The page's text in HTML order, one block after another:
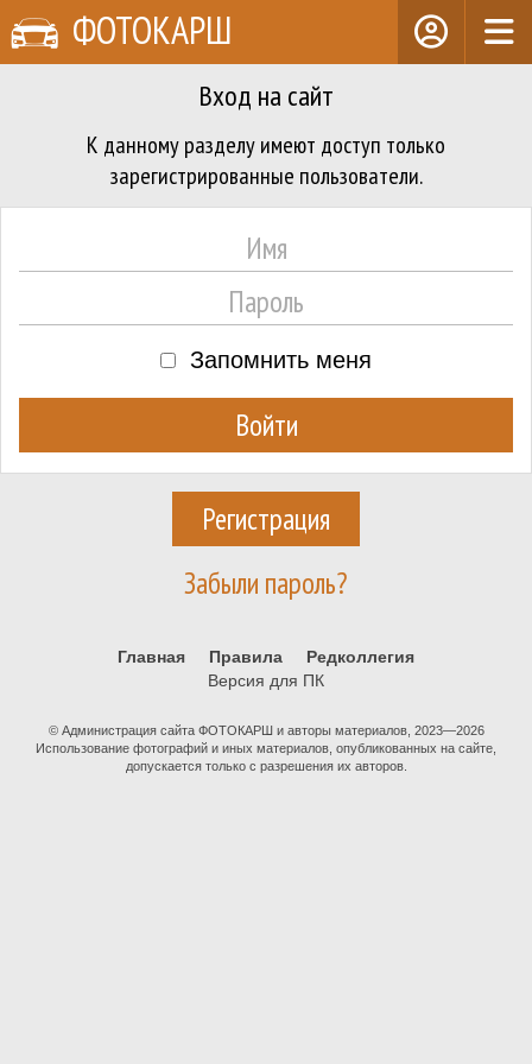
ФОТОКАРШ
Вход на сайт
К данному разделу имеют доступ только
зарегистрированные пользователи.
Запомнить меня
Регистрация
Забыли пароль?
Главная Правила
Редколлегия
Версия для ПК
© Администрация сайта ФОТОКАРШ и авторы материалов, 2023—2026
Использование фотографий и иных материалов, опубликованных на сайте,
допускается только с разрешения их авторов.